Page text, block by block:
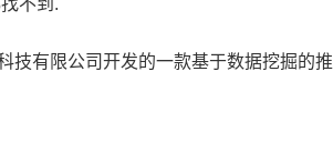
不到.
技有限公司开发的一款基于数据挖掘的推